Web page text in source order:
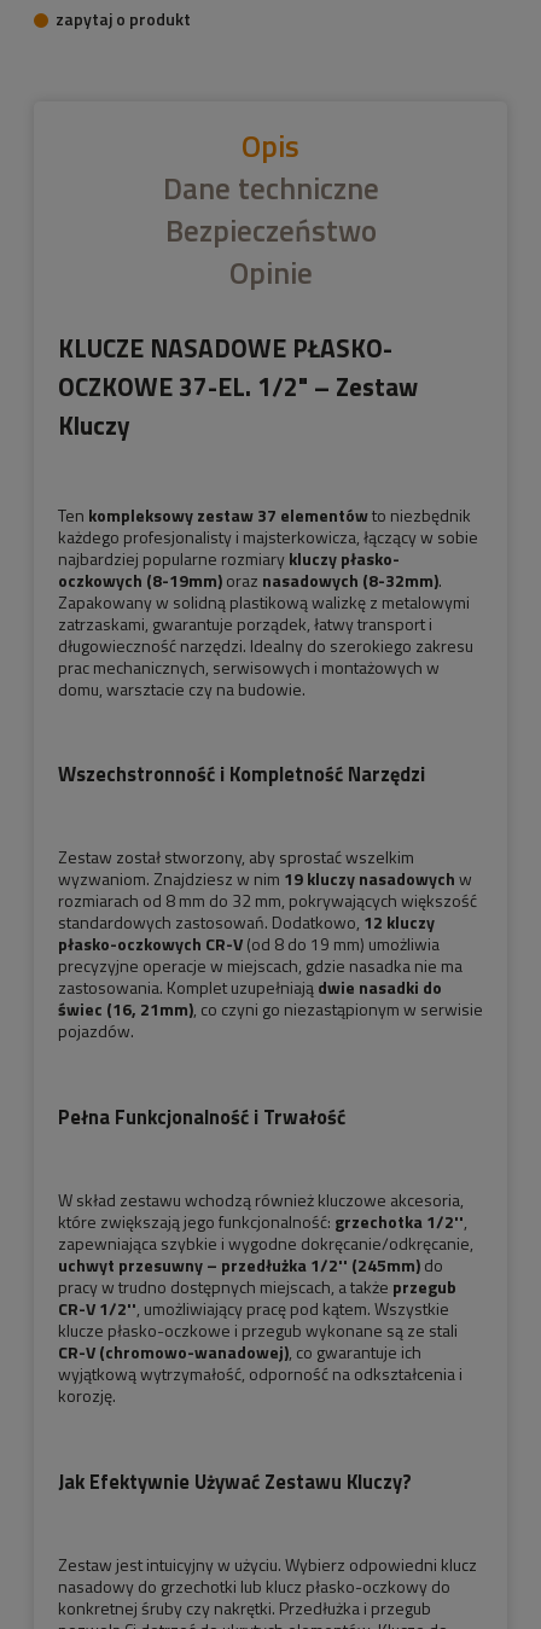
zapytaj o produkt
Opis
Dane techniczne
Bezpieczeństwo
Opinie
KLUCZE NASADOWE PŁASKO-
OCZKOWE 37-EL. 1/2" – Zestaw
Kluczy
Ten kompleksowy zestaw 37 elementówto niezbędnik
każdego profesjonalisty i majsterkowicza, łączący w sobie
najbardziej popularne rozmiarykluczy płasko-
oczkowych (8-19mm)oraz nasadowych (8-32mm).
Zapakowany w solidną plastikową walizkę z metalowymi
zatrzaskami, gwarantuje porządek, łatwy transport i
długowieczność narzędzi. Idealny do szerokiego zakresu
prac mechanicznych, serwisowych i montażowych w
domu, warsztacie czy na budowie.
Wszechstronność i Kompletność Narzędzi
Zestaw został stworzony, aby sprostać wszelkim
wyzwaniom. Znajdziesz w nim 19 kluczy nasadowychw
rozmiarach od 8 mm do 32 mm, pokrywających większość
standardowych zastosowań. Dodatkowo, 12 kluczy
płasko-oczkowych CR-V(od 8 do 19 mm) umożliwia
precyzyjne operacje w miejscach, gdzie nasadka nie ma
zastosowania. Komplet uzupełniajądwie nasadki do
świec (16, 21mm), co czyni go niezastąpionym w serwisie
pojazdów.
Pełna Funkcjonalność i Trwałość
W skład zestawu wchodzą również kluczowe akcesoria,
które zwiększają jego funkcjonalność: grzechotka 1/2'',
zapewniająca szybkie i wygodne dokręcanie/odkręcanie,
uchwyt przesuwny – przedłużka 1/2'' (245mm)do
pracy w trudno dostępnych miejscach, a także przegub
CR-V 1/2'', umożliwiający pracę pod kątem. Wszystkie
klucze płasko-oczkowe i przegub wykonane są ze stali
CR-V (chromowo-wanadowej), co gwarantuje ich
wyjątkową wytrzymałość, odporność na odkształcenia i
korozję.
Jak Efektywnie Używać Zestawu Kluczy?
Zestaw jest intuicyjny w użyciu. Wybierz odpowiedni klucz
nasadowy do grzechotki lub klucz płasko-oczkowy do
konkretnej śruby czy nakrętki. Przedłużka i przegub